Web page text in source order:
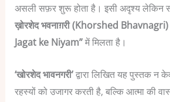
असली सफ़र शुरू होता है। इसी अदृश्य लेकिन
ख़ोरशेद भवनाग़री (Khorshed Bhavnagri)
Jagat ke Niyam”में मिलता है।
‘खोरशेद भावनगरी’द्वारा लिखित यह पुस्तक न
रहस्यों को उजागर करती है, बल्कि आत्मा की